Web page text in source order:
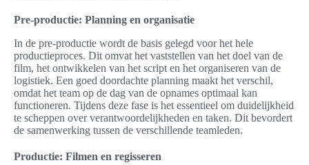
Pre-productie: Planning en organisatie
In de pre-productie wordt de basis gelegd voor het hele
productieproces. Dit omvat het vaststellen van het doel van de
film, het ontwikkelen van het script en het organiseren van de
logistiek. Een goed doordachte planning maakt het verschil,
omdat het team op de dag van de opnames optimaal kan
functioneren. Tijdens deze fase is het essentieel om duidelijkheid
te scheppen over verantwoordelijkheden en taken. Dit bevordert
de samenwerking tussen de verschillende teamleden.
Productie: Filmen en regisseren